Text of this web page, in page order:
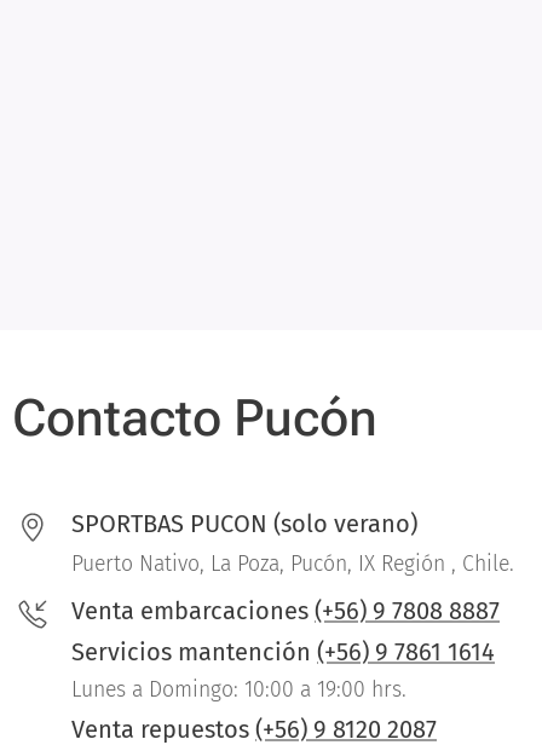
Contacto Pucón
SPORTBAS PUCON (solo verano)
Puerto Nativo, La Poza, Pucón, IX Región , Chile.
Venta embarcaciones (+56) 9 7808 8887
Servicios mantención (+56) 9 7861 1614
Lunes a Domingo: 10:00 a 19:00 hrs.
Venta repuestos (+56) 9 8120 2087